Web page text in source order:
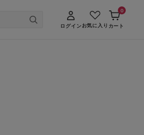
ログインお気に入り カート
0